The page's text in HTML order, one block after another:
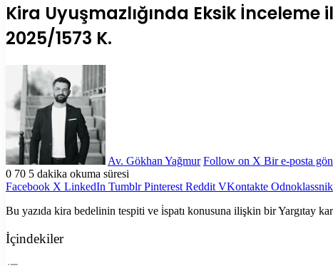
Kira Uyuşmazlığında Eksik
2025/1573 K.
Av. Gökhan Yağmur Follow on X Bir e-posta
0 70 5 dakika okuma süresi
Facebook X LinkedIn Tumblr Pinterest Reddit VKontakte
Bu yazıda kira bedelinin tespiti ve i̇spatı konusuna ilişkin bir Yargıtay
İçindekiler